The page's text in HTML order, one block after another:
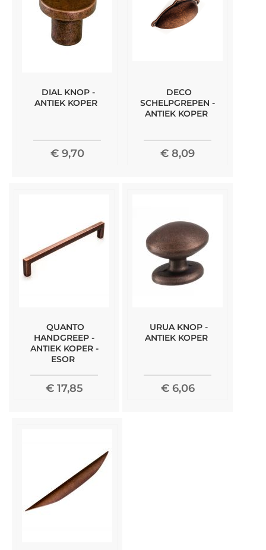
DIAL KNOP -
ANTIEK KOPER
€ 9,70
DECO
SCHELPGREPEN -
ANTIEK KOPER
€ 8,09
QUANTO
HANDGREEP -
ANTIEK KOPER -
ESOR
€ 17,85
URUA KNOP -
ANTIEK KOPER
€ 6,06